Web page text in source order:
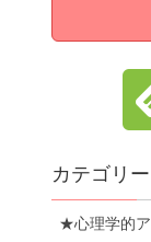
カテゴリー
★心理学的